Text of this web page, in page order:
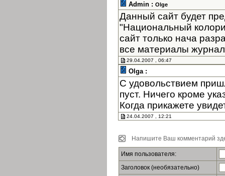
Admin : Olge
Данный сайт будет
"Национальный
сайт только нача
все материалы
29.04.2007 , 06:47
Olga :
С удовольствием
пуст. Ничего кроме
Когда прикажете
24.04.2007 , 12:21
Напишите Ваш комментарий
Имя пользователя:
Заголовок (необязательно)